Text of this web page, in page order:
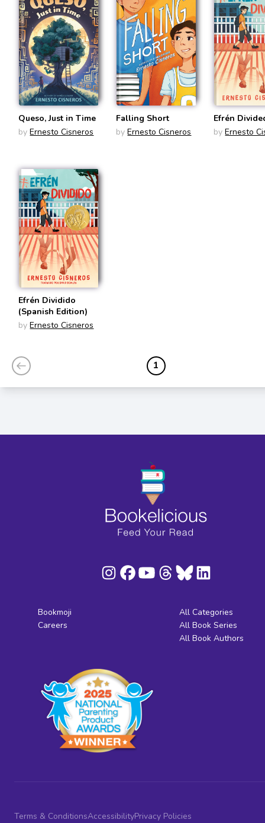
Queso, Just in Time
by Ernesto Cisneros
Falling Short
by Ernesto Cisneros
Efrén
by Ernesto
Efrén Dividido
(Spanish Edition)
by Ernesto Cisneros
1
Bookmoji
Careers
All Categories
All Book Series
All Book Authors
Terms & ConditionsAccessibilityPrivacy Policies